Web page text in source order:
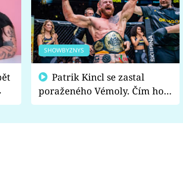
SHOWBYZNYS
poraženého Vémoly. Čím ho
fanoušci naštvali?